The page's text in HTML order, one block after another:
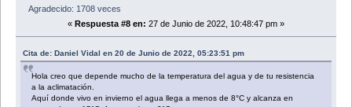
Agradecido: 1708 veces
« Respuesta #8 en: 27 de Junio de 2022, 10:48:47 pm »
Cita de: Daniel Vidal en 20 de Junio de 2022, 05:23:51 pm
Hola creo que depende mucho de la temperatura del agua y de tu resistencia
a la aclimatación.
Aquí donde vivo en invierno el agua llega a menos de 8°C y alcanza en